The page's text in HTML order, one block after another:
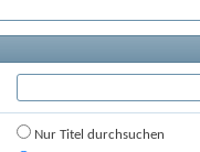
Nur Titel durchsuchen